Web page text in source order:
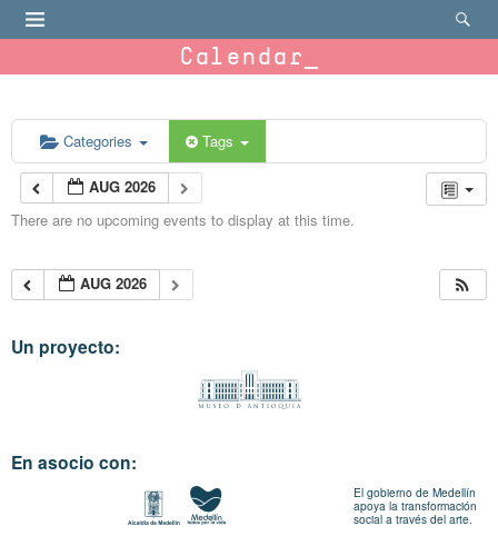
Calendar
Categories Tags
AUG 2026
There are no upcoming events to display at this time.
AUG 2026
Un proyecto:
En asocio con:
El gobierno de Medellín
apoya la transformación
social a través del arte.